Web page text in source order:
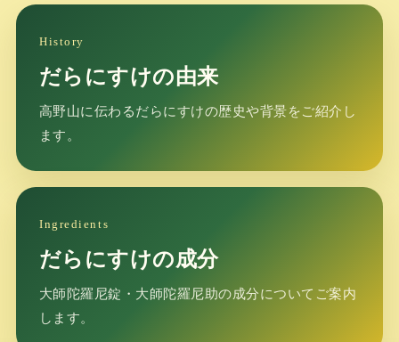
History
だらにすけの由来
高野山に伝わるだらにすけの歴史や背景をご紹介し
ます。
Ingredients
だらにすけの成分
大師陀羅尼錠・大師陀羅尼助の成分についてご案内
します。